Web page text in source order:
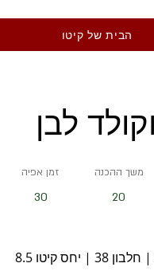
הבית של קיטו
לבן
זמן אפיה
30
משך ההכנה
20